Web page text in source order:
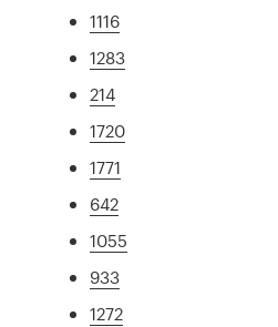
1116
1283
214
1720
1771
642
1055
933
1272